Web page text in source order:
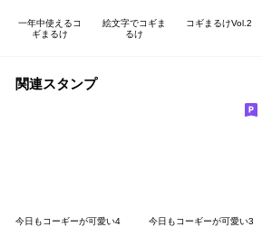
一年中使えるコ
ギまるけ
絵文字でコギま
るけ
コギまるけVol.2
関連スタンプ
今日もコーギーが可愛い4 今日もコーギーが可愛い3